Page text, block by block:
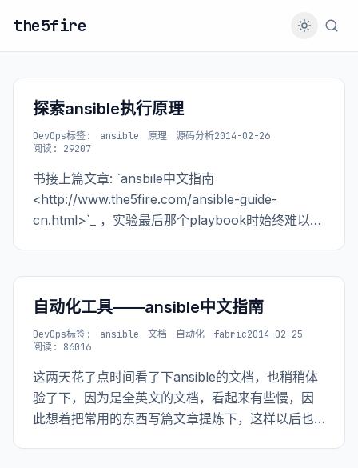
the5fire
探索ansible执行原理
DevOps标签: ansible 原理 源码分析2014-02-26
阅读: 29207
书接上篇文章: `ansbile中文指南
<http://www.the5fire.com/ansible-guide-
cn.html>`_ ，实验最后那个playbook时始终难以完
层用来执行远程命令的一个接口
自动化工具——ansible中文指南
DevOps标签: ansible 文档 自动化 fabric2014-02-25
阅读: 86016
这两天花了点时间看了下ansible的文档，也稍稍体
验了下，因为是全英文的文档，看起来有些慢，因
此想着把常用的东西写篇文章提炼下，这样以后也